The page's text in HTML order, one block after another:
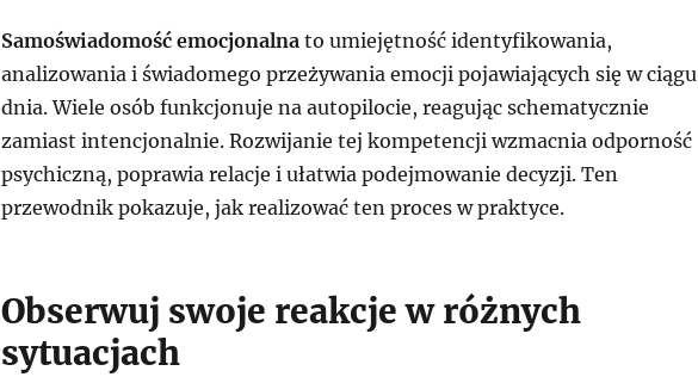
Samoświadomość emocjonalnato umiejętność identyfikowania,
analizowania i świadomego przeżywania emocji pojawiających się w ciągu
dnia. Wiele osób funkcjonuje na autopilocie, reagując schematycznie
zamiast intencjonalnie. Rozwijanie tej kompetencji wzmacnia odporność
psychiczną, poprawia relacje i ułatwia podejmowanie decyzji. Ten
przewodnik pokazuje, jak realizować ten proces w praktyce.
Obserwuj swoje reakcje w różnych
sytuacjach